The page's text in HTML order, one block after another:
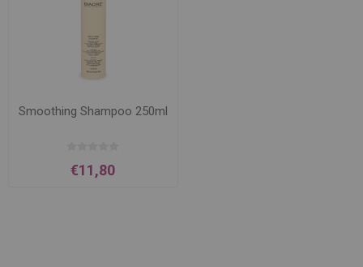
Smoothing Shampoo 250ml
€11,80